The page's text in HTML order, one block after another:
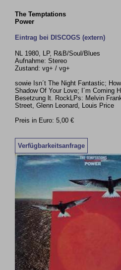
The Temptations
Power
Eintrag bei DISCOGS (extern)
NL 1980, LP, R&B/Soul/Blues
Aufnahme: Stereo
Zustand: vg+ / vg+
sowie Isn´t The Night Fantastic;
Shadow Of Your Love; I´m Coming
Besetzung lt. RockLPs: Melvin
Street, Glenn Leonard, Louis Price
Preis in Euro: 5,00 €
Verfügbarkeitsanfrage